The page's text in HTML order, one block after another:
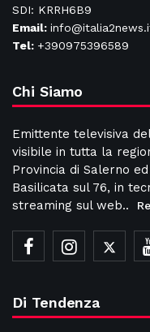
SDI: KRRH6B9
Email:
Tel: +390975396589
Chi Siamo
Emittente televisiva
visibile in tutta la
Provincia di Salerno
Basilicata sul 76, in
streaming sul web..
Di Tendenza